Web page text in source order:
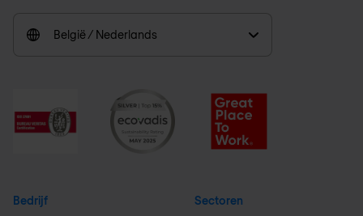
België / Nederlands
Bedrijf Sectoren